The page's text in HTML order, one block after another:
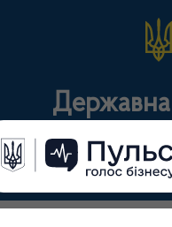
документи